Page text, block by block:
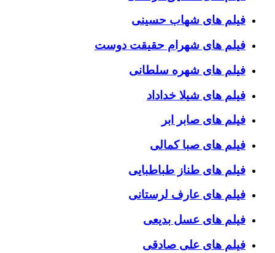
فیلم های شهاب حسینی
فیلم های شهرام حقیقت دوست
فیلم های شهره سلطانی
فیلم های شیلا خداداد
فیلم های صابر ابر
فیلم های صبا کمالی
فیلم های طناز طباطبایی
فیلم های عارف لرستانی
فیلم های عسل بدیعی
فیلم های علی صادقی